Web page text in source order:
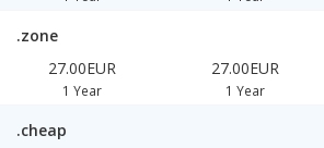
.zone
27.00EUR
1 Year
27.00EUR
1 Year
.cheap